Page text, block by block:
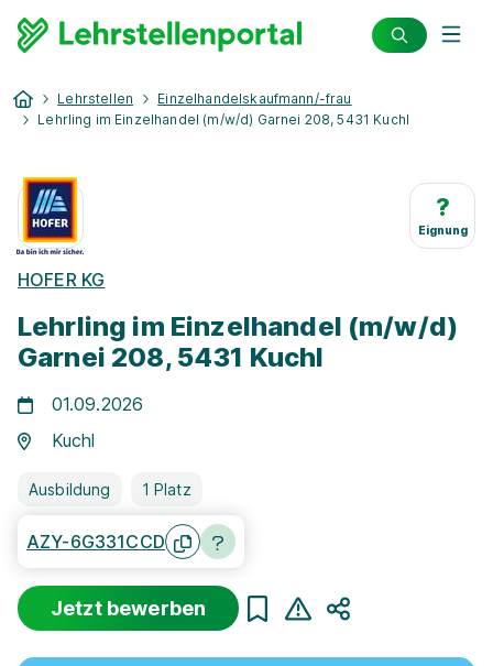
Lehrstellen
Einzelhandelskaufmann/-frau
Lehrling im Einzelhandel (m/w/d) Garnei 208, 5431 Kuchl
?
Eignung
HOFER KG
Lehrling im Einzelhandel (m/w/d)
Garnei 208, 5431 Kuchl
01.09.2026
Kuchl
Ausbildung 1 Platz
AZY-6G331CCD
Jetzt bewerben